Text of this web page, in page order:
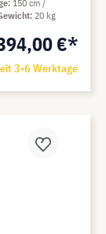
€*
3-6 Werktage
150 cm
20 kg